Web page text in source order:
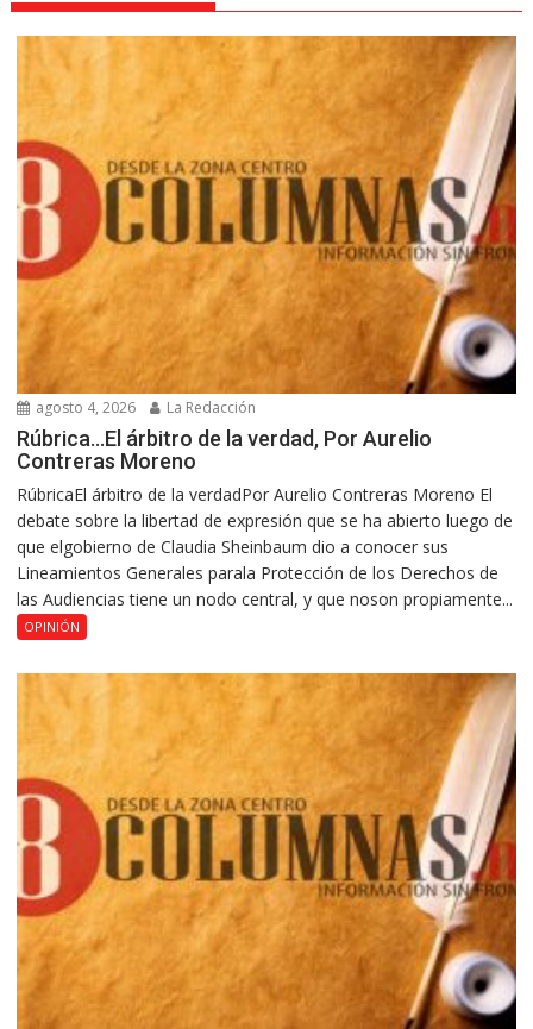
agosto 4, 2026 La Redacción
Rúbrica…El árbitro de la verdad, Por Aurelio
Contreras Moreno
RúbricaEl árbitro de la verdadPor Aurelio Contreras Moreno El
debate sobre la libertad de expresión que se ha abierto luego de
que elgobierno de Claudia Sheinbaum dio a conocer sus
Lineamientos Generales parala Protección de los Derechos de
las Audiencias tiene un nodo central, y que noson propiamente...
OPINIÓN